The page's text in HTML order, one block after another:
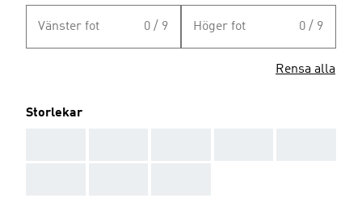
Vänster fot 0 / 9 Höger fot 0 / 9
Rensa alla
Storlekar